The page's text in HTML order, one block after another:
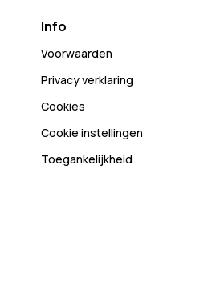
Info
Voorwaarden
Privacy verklaring
Cookies
Cookie instellingen
Toegankelijkheid